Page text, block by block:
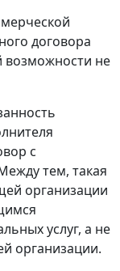
договора
возможности не
с
тем, такая
организации
услуг, а не
организации.